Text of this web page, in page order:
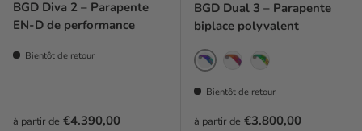
BGD Diva 2 – Parapente
EN-D de performance
Bientôt de retour
Prix soldé
à partir de €4.390,00
BGD Dual 3 – Parapente
biplace polyvalent
Fern
Bientôt de retour
Prix soldé
à partir de €3.800,00